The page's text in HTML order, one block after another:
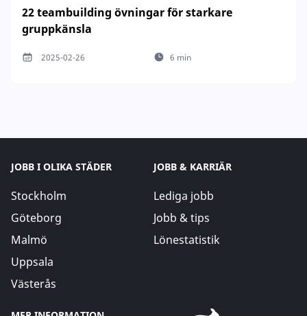
22 teambuilding övningar för starkare
gruppkänsla
2025-02-26 6 min
JOBB I OLIKA STÄDER
Stockholm
Göteborg
Malmö
Uppsala
Västerås
JOBB & KARRIÄR
Lediga jobb
Jobb & tips
Lönestatistik